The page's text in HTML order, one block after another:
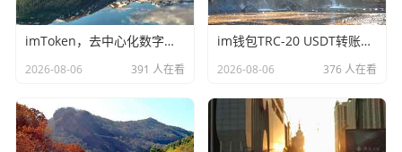
imToken，去中心化数字钱包的核心概念与行业价值解析
2026-08-06 391 人在看
im钱包TRC-20 USDT转账失败？全方位排查与解决指南
2026-08-06 376 人在看